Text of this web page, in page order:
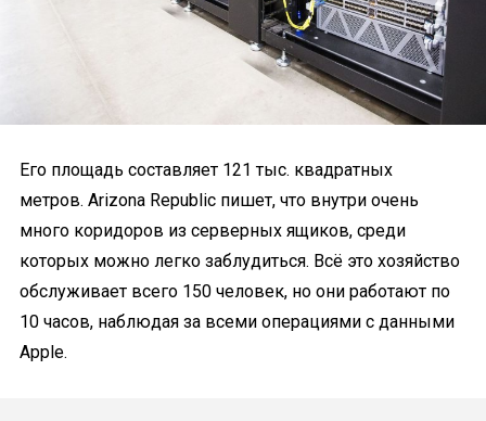
Его площадь составляет 121 тыс. квадратных
метров. Arizona Republic пишет, что внутри очень
много коридоров из серверных ящиков, среди
которых можно легко заблудиться. Всё это хозяйство
обслуживает всего 150 человек, но они работают по
10 часов, наблюдая за всеми операциями с данными
Apple.